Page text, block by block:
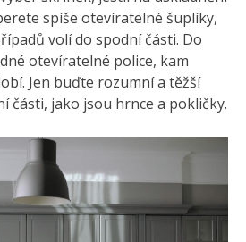
spíše otevíratelné šuplíky,
volí do spodní části. Do
otevíratelné police, kam
Jen buďte rozumní a těžší
části, jako jsou hrnce a pokličky.